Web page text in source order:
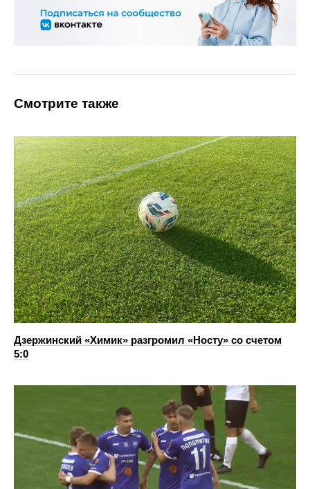
Смотрите также
Дзержинский «Химик» разгромил «Носту» со счетом
5:0